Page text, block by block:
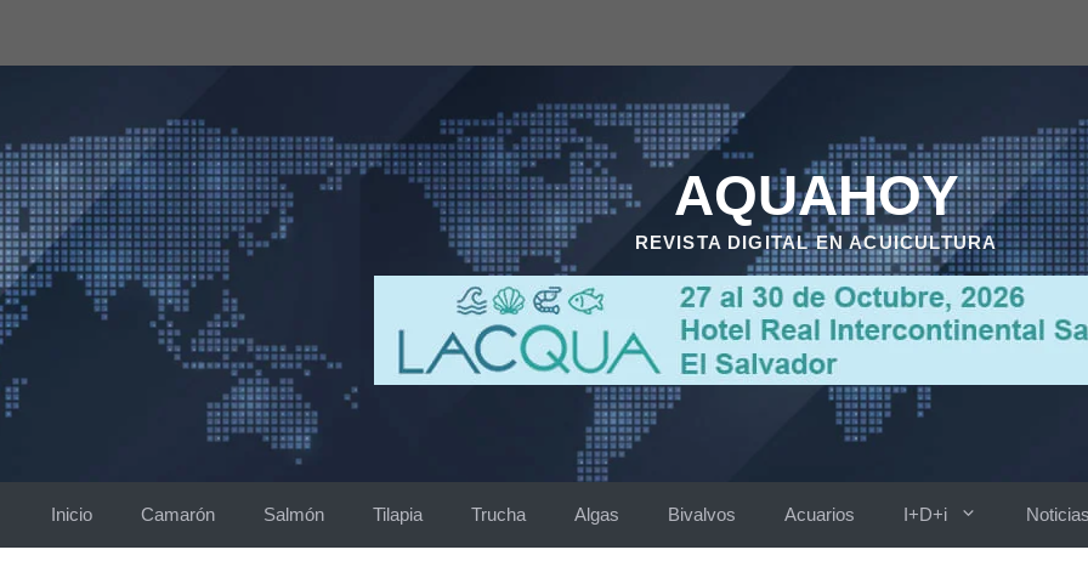
AQUAHOY
REVISTA DIGITAL EN ACUICULTURA
Inicio Camarón Salmón Tilapia Trucha Algas Bivalvos Acuarios I+D+i